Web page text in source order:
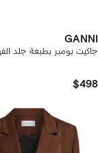
GANNI
جاكيت بومبر بطبعة جلد
$498